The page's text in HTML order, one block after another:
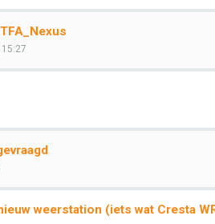
weerstation (iets wat Cresta